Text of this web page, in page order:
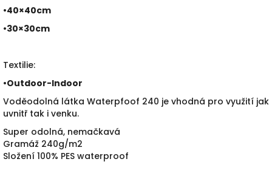
•40×40cm
•30×30cm
Textilie:
•Outdoor-Indoor
Voděodolná látka Waterpfoof 240 je vhodná pro využití jak
uvnitř tak i venku.
Super odolná, nemačkavá
Gramáž 240g/m2
Složení 100% PES waterproof